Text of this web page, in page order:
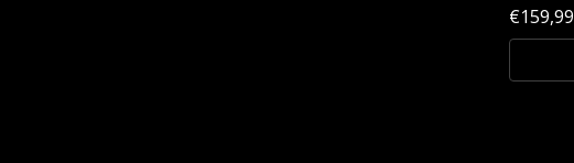
€159,99